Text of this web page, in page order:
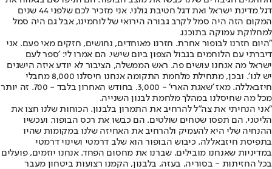
דגל מדינת ישראל ואת דגל חטיבת גולני. אני מזכיר לכם שלפני 44 שנים
המקום הזה היה סמל לקרב גבורה הירואי של לוחמינו, אבל גם היה סמל
למחלוקת עמוקה בתוכנו.
"היום חזרנו לבופור אחרת. חזרנו מאוחדים, נחושים, חזקים מאי פעם. אני
דיברתי עם הלוחמים בגבול הצפון ביום שישי. הם אמרו לי: ׳ספר לעם
ישראל מה אנחנו עושים פה. ראש הממשלה, הציבור לא יודע איזה הישגים
יש לנו׳. ובכן, מתחילת מלחמת התקומה אנחנו חיסלנו 8,000 מחבלי
חיזבאללה. מאז 'שאגת הארי' - 3,000. בחודש האחרון בלבד - 700. זה יותר
מכל מה שחיסלנו במהלך מלחמת לבנון השנייה.
"אני הנחיתי את צה"ל להרחיב את התמרון בלבנון. הכוחות שלנו חצו את
הליטני. הם תפסו שטחים שולטים. הם כבשו את רכס הבופור. ועכשיו
ההנחיה שלי היא להעמיק ולהרחיב את האחיזה שלנו במקומות שהיו
בתפיסת חיזבאללה. כיבוש הבופור הוא שלב דרמטי ושינוי דרמטי
במדיניות שאנחנו מובילים. שברנו את מחסום הפחד. אנחנו יוזמים, פועלים
בכל החזיתות - בסוריה, בעזה, בלבנון, הקמנו רצועות ביטחון מעבר